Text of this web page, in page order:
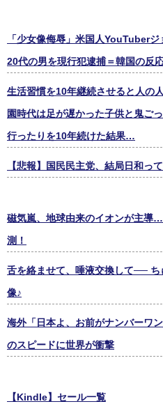
「少女像侮辱」米国人YouTuber
20代の男を現行犯逮捕＝韓国の反
生活習慣を10年継続させると人の
園時代は足が遅かった子供と鬼ご
行ったりを10年続けた結果…
【悲報】国民民主党、結局日和っ
磁気嵐、地球由来のイオンが主導
測！
舌を絡ませて、唾液交換して──
像♪
海外「日本よ、お前がナンバーワ
のスピードに世界が衝撃
【Kindle】セール一覧